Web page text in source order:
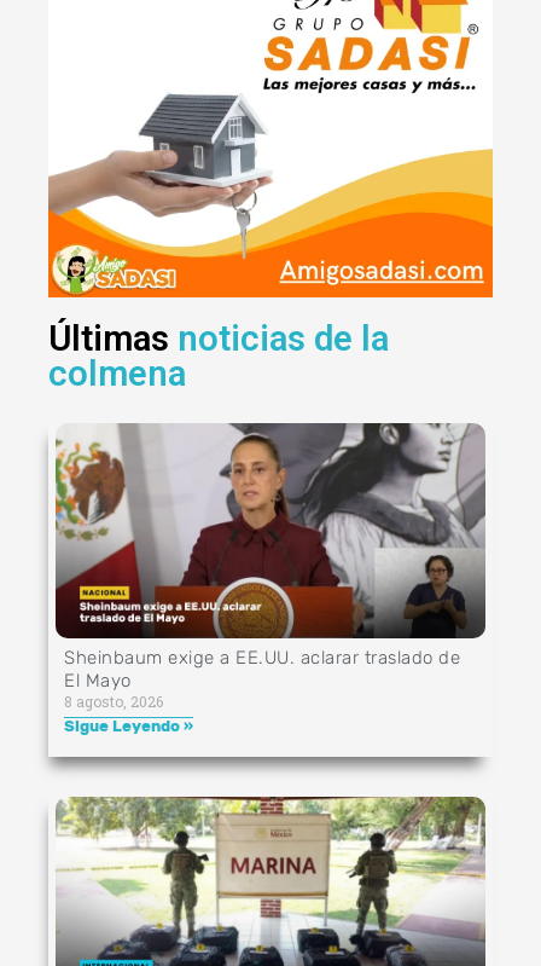
Últimas noticias de la
colmena
Sheinbaum exige a EE.UU. aclarar traslado de
El Mayo
8 agosto, 2026
Sigue Leyendo »